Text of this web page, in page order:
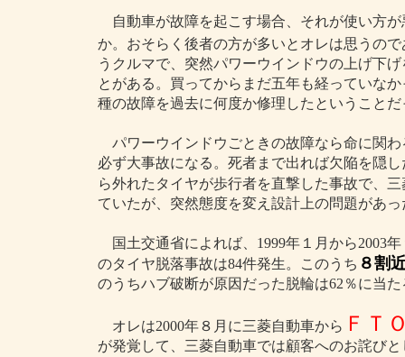
自動車が故障を起こす場合、それが使い方
か。おそらく後者の方が多いとオレは思うの
うクルマで、突然パワーウインドウの上げ下
とがある。買ってからまだ五年も経っていな
種の故障を過去に何度か修理したということだ
パワーウインドウごときの故障なら命に関
必ず大事故になる。死者まで出れば欠陥を隠
ら外れたタイヤが歩行者を直撃した事故で、
ていたが、突然態度を変え設計上の問題があ
国土交通省によれば、1999年１月から2003
のタイヤ脱落事故は84件発生。このうち ８割
のうちハブ破断が原因だった脱輪は62％に当た
オレは2000年８月に三菱自動車から ＦＴ
が発覚して、三菱自動車では顧客へのお詫び